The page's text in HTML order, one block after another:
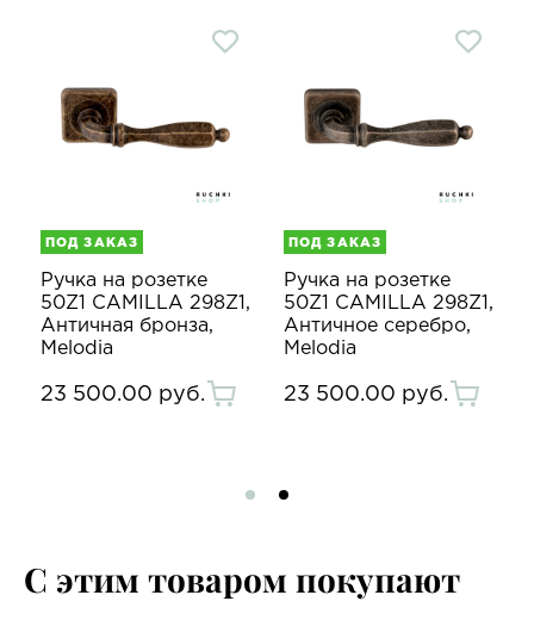
ПОД ЗАКАЗ
Ручка на розетке
50Z1 CAMILLA 298Z1,
Античная бронза,
Melodia
23 500.00 руб.
ПОД ЗАКАЗ
Ручка на розетке
50Z1 CAMILLA 298Z1,
Античное серебро,
Melodia
23 500.00 руб.
С этим товаром покупают